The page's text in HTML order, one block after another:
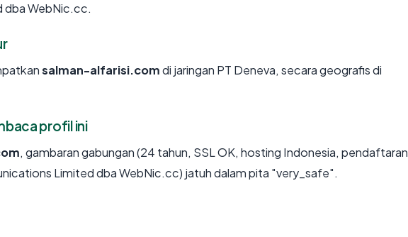
dba WebNic.cc.
salman-alfarisi.comdi jaringan PT Deneva, secara geografis di
profil ini
, gambaran gabungan (24 tahun, SSL OK, hosting Indonesia, pendaftaran
Limited dba WebNic.cc) jatuh dalam pita "very_safe".